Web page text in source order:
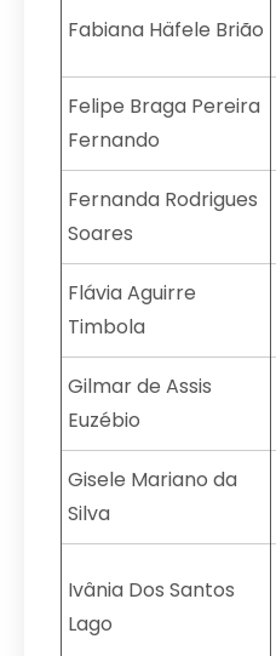
Fabiana Häfele Brião
Felipe Braga Pereira
Fernando
Fernanda Rodrigues
Soares
Flávia Aguirre
Timbola
Gilmar de Assis
Euzébio
Gisele Mariano da
Silva
Ivânia Dos Santos
Lago